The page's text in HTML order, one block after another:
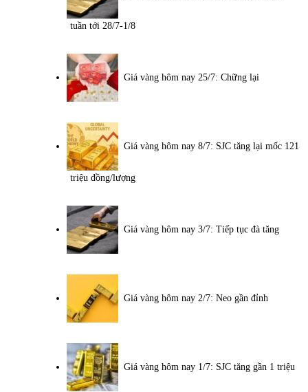
tuần tới 28/7-1/8
Giá vàng hôm nay 25/7: Chững lại
Giá vàng hôm nay 8/7: SJC tăng lại mốc 121
triệu đồng/lượng
Giá vàng hôm nay 3/7: Tiếp tục đà tăng
Giá vàng hôm nay 2/7: Neo gần đỉnh
Giá vàng hôm nay 1/7: SJC tăng gần 1 triệu